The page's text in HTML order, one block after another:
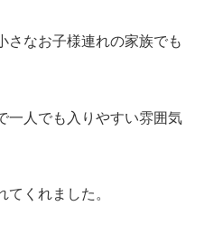
さなお子様連れの家族でも
一人でも入りやすい雰囲気
くれました。